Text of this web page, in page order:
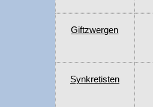
Giftzwergen
Synkretisten